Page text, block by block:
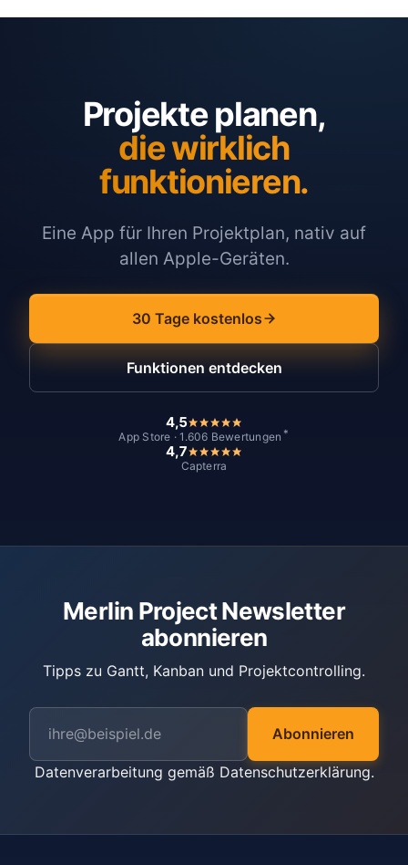
Projekte planen,
die wirklich
funktionieren.
Eine App für Ihren Projektplan, nativ auf
allen Apple-Geräten.
30 Tage kostenlos
Funktionen entdecken
4,5
App Store · 1.606 Bewertungen *
4,7
Capterra
Merlin Project Newsletter
abonnieren
Tipps zu Gantt, Kanban und Projektcontrolling.
Abonnieren
Datenverarbeitung gemäß Datenschutzerklärung.